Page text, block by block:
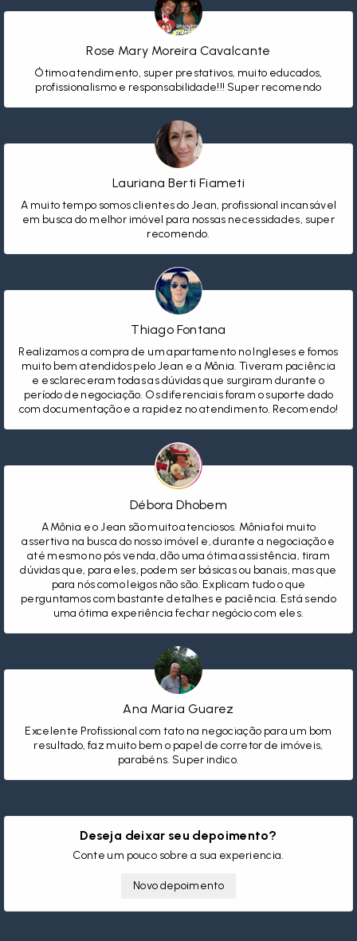
Rose Mary Moreira Cavalcante
Ótimo atendimento, super prestativos, muito educados,
profissionalismo e responsabilidade!!! Super recomendo
Lauriana Berti Fiameti
A muito tempo somos clientes do Jean, profissional incansável
em busca do melhor imóvel para nossas necessidades, super
recomendo.
Thiago Fontana
Realizamos a compra de um apartamento no Ingleses e fomos
muito bem atendidos pelo Jean e a Mônia. Tiveram paciência
e esclareceram todas as dúvidas que surgiram durante o
período de negociação. Os diferenciais foram o suporte dado
com documentação e a rapidez no atendimento. Recomendo!
Débora Dhobem
A Mônia e o Jean são muito atenciosos. Mônia foi muito
assertiva na busca do nosso imóvel e, durante a negociação e
até mesmo no pós venda, dão uma ótima assistência, tiram
dúvidas que, para eles, podem ser básicas ou banais, mas que
para nós como leigos não são. Explicam tudo o que
perguntamos com bastante detalhes e paciência. Está sendo
uma ótima experiência fechar negócio com eles.
Ana Maria Guarez
Excelente Profissional com tato na negociação para um bom
resultado, faz muito bem o papel de corretor de imóveis,
parabéns. Super indico.
Deseja deixar seu depoimento?
Conte um pouco sobre a sua experiencia.
Novo depoimento